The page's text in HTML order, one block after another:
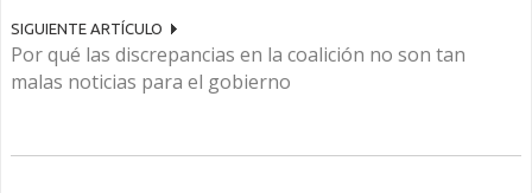
SIGUIENTE ARTÍCULO
Por qué las discrepancias en la coalición no son tan
malas noticias para el gobierno